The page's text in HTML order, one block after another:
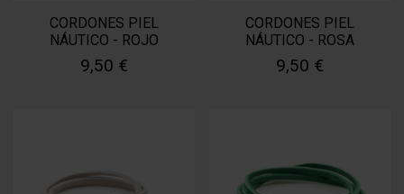
CORDONES PIEL
NÁUTICO - ROJO
9,50 €
CORDONES PIEL
NÁUTICO - ROSA
9,50 €